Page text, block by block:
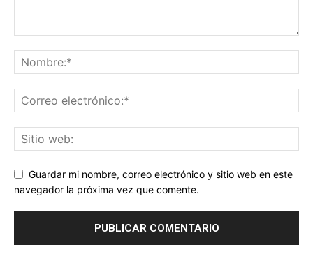
Guardar mi nombre, correo electrónico y sitio web en este
navegador la próxima vez que comente.